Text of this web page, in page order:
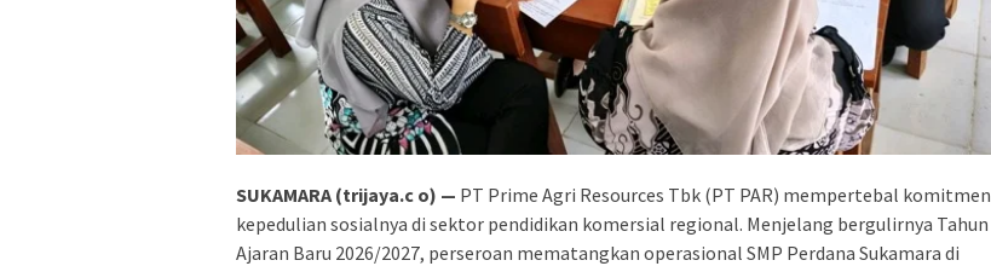
SUKAMARA (trijaya.c o) — PT Prime Agri Resources Tbk (PT PAR) mempertebal komitmen
kepedulian sosialnya di sektor pendidikan komersial regional. Menjelang bergulirnya Tahun
Ajaran Baru 2026/2027, perseroan mematangkan operasional SMP Perdana Sukamara di